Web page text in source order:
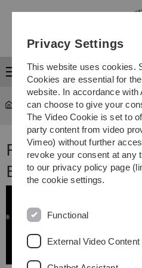
Menu
Department für
Forum für
Beschwerden
Privacy Settings
This website uses cookies.
Cookies are essential for
website. In accordance
can choose to give your
The Video Cookie is set to
party content from video
Vimeo) without further
revoke your consent at any
to our privacy policy page
the cookie settings.
Functional
External Video Content